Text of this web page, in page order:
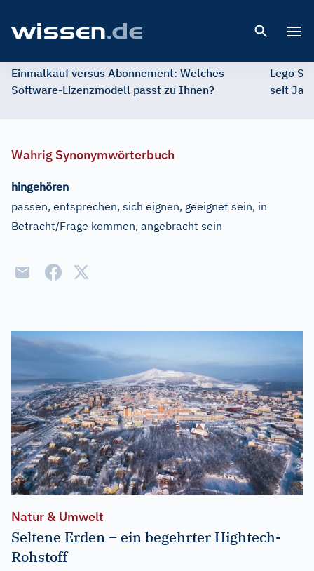
Einmalkauf versus Abonnement: Welches
Software-Lizenzmodell passt zu Ihnen?
Lego
seit
Wahrig Synonymwörterbuch
hingehören
passen, entsprechen, sich eignen, geeignet sein, in
Betracht/Frage kommen, angebracht sein
Natur & Umwelt
Seltene Erden – ein begehrter Hightech-
Rohstoff